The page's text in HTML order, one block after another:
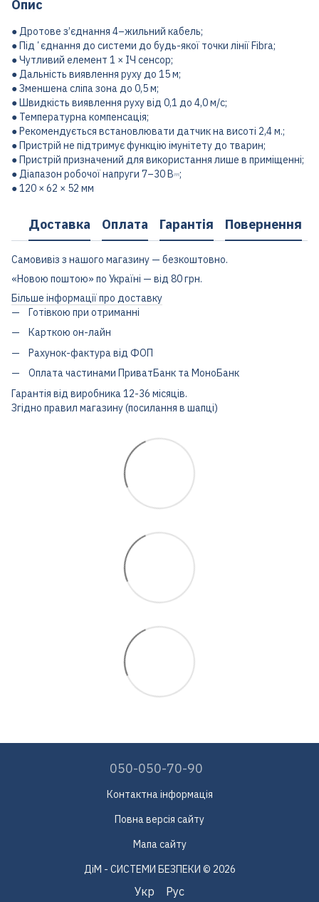
Опис
● Дротове з’єднання 4–жильний кабель;
● Підʼєднання до системи до будь-якої точки лінії Fibra;
● Чутливий елемент 1 × ІЧ сенсор;
● Дальність виявлення руху до 15 м;
● Зменшена сліпа зона до 0,5 м;
● Швидкість виявлення руху від 0,1 до 4,0 м/с;
● Температурна компенсація;
● Рекомендується встановлювати датчик на висоті 2,4 м.;
● Пристрій не підтримує функцію імунітету до тварин;
● Пристрій призначений для використання лише в приміщенні;
● Діапазон робочої напруги 7–30 В⎓;
● 120 × 62 × 52 мм
Доставка Оплата Гарантія Повернення
Самовивіз з нашого магазину — безкоштовно.
«Новою поштою» по Україні — від 80 грн.
Більше інформації про доставку
Готівкою при отриманні
Карткою он-лайн
Рахунок-фактура від ФОП
Оплата частинами ПриватБанк та МоноБанк
Гарантія від виробника 12-36 місяців.
Згідно правил магазину (посилання в шапці)
050-050-70-90
Контактна інформація
Повна версія сайту
Мапа сайту
ДіМ - СИСТЕМИ БЕЗПЕКИ © 2026
Укр Рус